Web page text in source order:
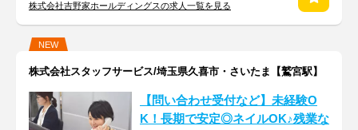
株式会社吉野家ホールディングスの求人一覧を見る
NEW
株式会社スタッフサービス/埼玉県久喜市・さいたま【鷲宮駅】
【問い合わせ受付など】未経験O
K！長期で安定◎ネイルOK♪残業な